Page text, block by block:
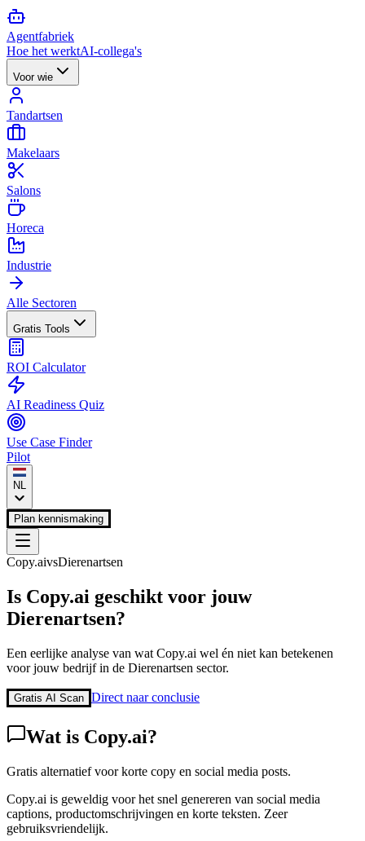
Agentfabriek
Hoe het werktAI-collega's
Voor wie
Tandartsen
Makelaars
Salons
Horeca
Industrie
Alle Sectoren
Gratis Tools
ROI Calculator
AI Readiness Quiz
Use Case Finder
Pilot
NL
Plan kennismaking
Copy.aivsDierenartsen
Is Copy.ai geschikt voor jouw
Dierenartsen?
Een eerlijke analyse van wat Copy.ai wel én niet kan betekenen
voor jouw bedrijf in de Dierenartsen sector.
Gratis AI Scan Direct naar conclusie
Wat is Copy.ai?
Gratis alternatief voor korte copy en social media posts.
Copy.ai is geweldig voor het snel genereren van social media
captions, productomschrijvingen en korte teksten. Zeer
gebruiksvriendelijk.